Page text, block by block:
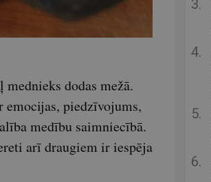
dodas mežā.
emocijas, piedzīvojums,
medību saimniecībā.
arī draugiem ir iespēja